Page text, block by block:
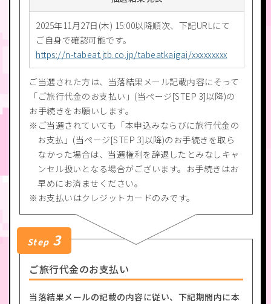
2025年11月27日(木) 15:00以降順次、下記URLにて
ご自身で確認可能です。
https://n-tabeat.jtb.co.jp/tabeatkaigai/xxxxxxxxx
ご当選された方は、当落結果メール記載内容にそって
「ご旅行代金のお支払い」(当ページ[STEP 3]以降)の
お手続きをお願いします。
ご当選されていても「本申込みならびに旅行代金の
お支払」(当ページ[STEP 3]以降)のお手続きを取ら
なかった場合は、当選権利を辞退したとみなしキャ
ンセル扱いとなる場合がございます。お手続きはお
早めにお済ませください。
お支払いはクレジットカードのみです。
Step 3
ご旅行代金のお支払い
当落結果メールの記載の内容に従い、下記期間内に本